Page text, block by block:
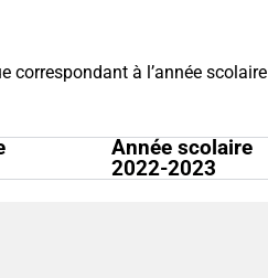
correspondant à l’année scolaire
Année scolaire
2022-2023